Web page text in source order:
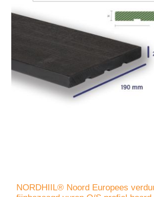
NORDHIIL® Noord Europees